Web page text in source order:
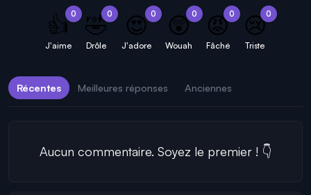
0
👍
J'aime
0
🤣
Drôle
0
😍
J'adore
0
😲
Wouah
0
😡
Fâché
0
😢
Triste
Récentes Meilleures réponses Anciennes
Aucun commentaire. Soyez le premier ! 👇